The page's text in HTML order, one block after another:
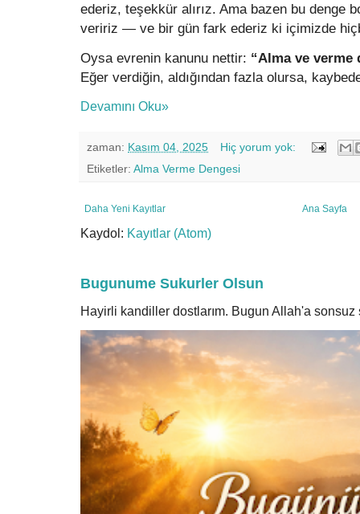
ederiz, teşekkür alırız. Ama bazen bu
veririz — ve bir gün fark ederiz ki içimizde
Oysa evrenin kanunu nettir: “Alma ve verme
Eğer verdiğin, aldığından fazla olursa,
Devamını Oku»
zaman: Kasım 04, 2025
Hiç yorum yok:
Etiketler: Alma Verme Dengesi
Daha Yeni Kayıtlar Ana Sayfa
Kaydol: Kayıtlar (Atom)
Bugunume Sukurler Olsun
Hayirli kandiller dostlarım. Bugun Allah'a